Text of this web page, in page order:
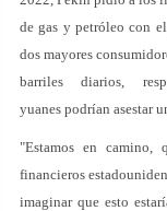
de gas y petróleo con
dos mayores
barriles diarios,
yuanes podrían asestar
"Estamos en camino,
financieros
imaginar que esto